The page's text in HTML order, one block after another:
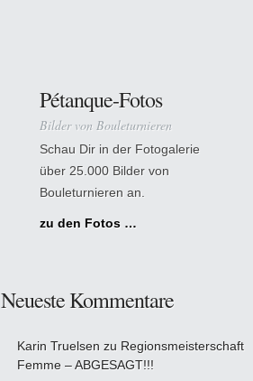
Pétanque-Fotos
Bilder von Bouleturnieren
Schau Dir in der Fotogalerie
über 25.000 Bilder von
Bouleturnieren an.
zu den Fotos …
Neueste Kommentare
Karin Truelsen zu Regionsmeisterschaft
Femme – ABGESAGT!!!